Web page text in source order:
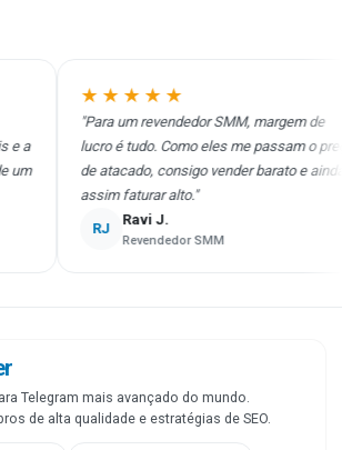
★★★★★
"Para um revendedor SMM, margem de
lucro é tudo. Como eles me passam o preço
de atacado, consigo vender barato e ainda
assim faturar alto."
Ravi J.
Revendedor SMM
Telegram mais avançado do mundo.
de alta qualidade e estratégias de SEO.